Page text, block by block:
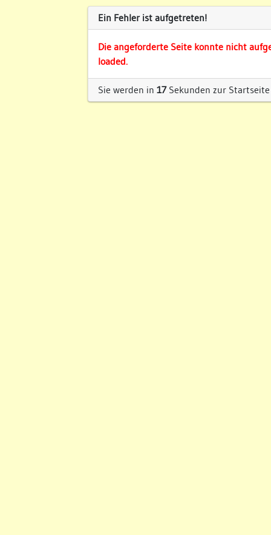
Ein Fehler ist aufgetreten!
Die angeforderte Seite konnte nicht
loaded.
Sie werden in 17Sekunden zur